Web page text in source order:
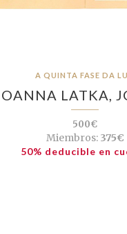
A QUINTA FASE DA
LATKA,
500€
Miembros:375€
50% deducible en